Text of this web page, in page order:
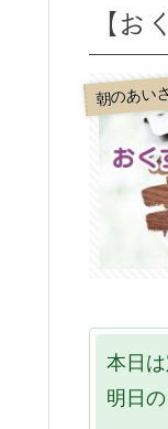
【
朝のあい
本日は
明日